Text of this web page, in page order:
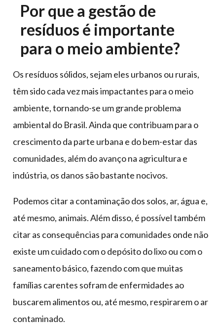
Por que a gestão de
resíduos é importante
para o meio ambiente?
Os resíduos sólidos, sejam eles urbanos ou rurais,
têm sido cada vez mais impactantes para o meio
ambiente, tornando-se um grande problema
ambiental do Brasil. Ainda que contribuam para o
crescimento da parte urbana e do bem-estar das
comunidades, além do avanço na agricultura e
indústria, os danos são bastante nocivos.
Podemos citar a contaminação dos solos, ar, água e,
até mesmo, animais. Além disso, é possível também
citar as consequências para comunidades onde não
existe um cuidado com o depósito do lixo ou com o
saneamento básico, fazendo com que muitas
famílias carentes sofram de enfermidades ao
buscarem alimentos ou, até mesmo, respirarem o ar
contaminado.